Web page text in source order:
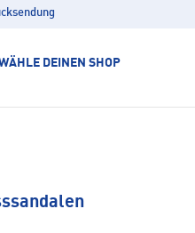
DEINEN SHOP